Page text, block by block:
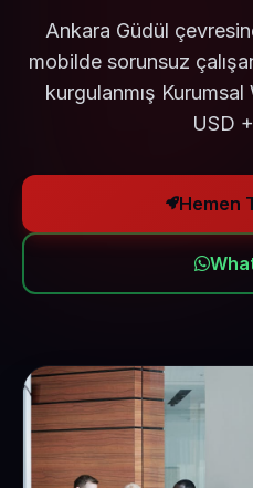
Ankara Güdül
mobilde sorunsuz
kurgulanmış Kurumsal
USD
Hemen